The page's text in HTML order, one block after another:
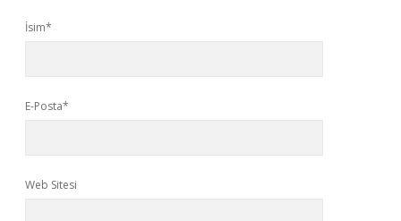
İsim*
E-Posta*
Web Sitesi